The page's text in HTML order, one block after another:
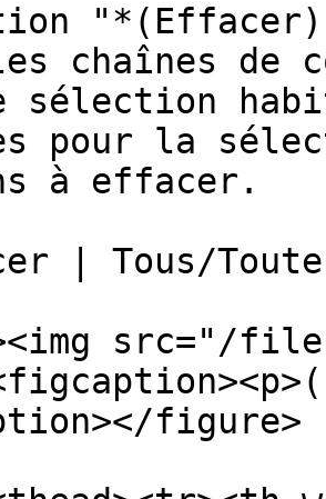
"*(Effacer)
chaînes de
sélection
pour la
à effacer.
| Tous/
src="/files/
figure>